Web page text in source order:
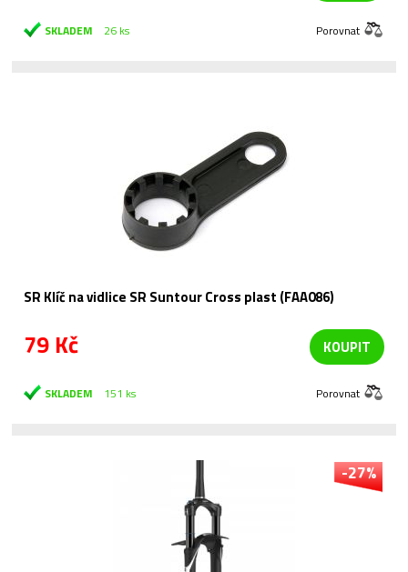
SKLADEM 26 ks Porovnat
SR Klíč na vidlice SR Suntour Cross plast (FAA086)
79 Kč KOUPIT
SKLADEM 151 ks Porovnat
-27%